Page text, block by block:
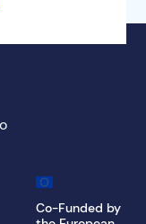
Co-Funded by